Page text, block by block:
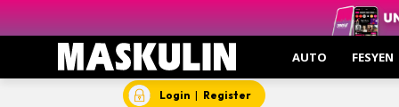
AUTO FESYEN
Login | Register